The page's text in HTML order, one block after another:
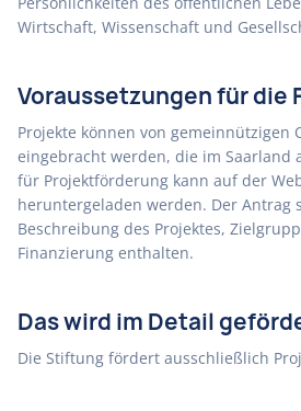
Wirtschaft, Wissenschaft und
Voraussetzungen für die
Projekte können von gemeinnützigen
eingebracht werden, die im Saarland
für Projektförderung kann auf der
heruntergeladen werden. Der Antrag
Beschreibung des Projektes,
Finanzierung enthalten.
Das wird im Detail
Die Stiftung fördert ausschließlich